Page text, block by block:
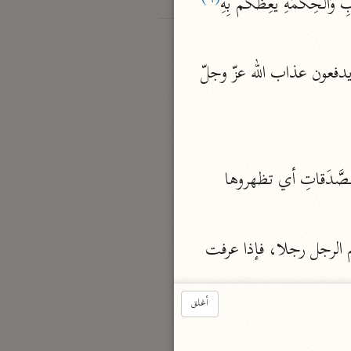
وَما لِلظَّالِمِينَ الواضعين النفقة والنذر في غير موضعها بالرياء والمعصية مِنْ أَنْصارٍ أعوان يدفعون عذاب الله عزّ وجلّ
فأصله نعم ما فوصلت وأدغمت، وكان الحسن يقرأها فنعم ما مفصولة على الأصل، وقرأ أبو جعفر وشيبة ونافع غير
أغلق